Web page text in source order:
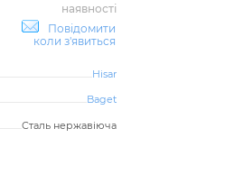
наявності
Повідомити
коли з'явиться
Hisar
Baget
Сталь нержавіюча